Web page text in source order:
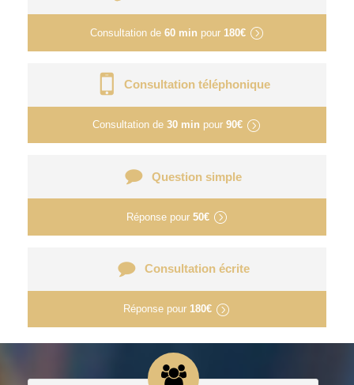
Consultation de 60 min pour 180€
Consultation téléphonique
Consultation de 30 min pour 90€
Question simple
Réponse pour 50€
Consultation écrite
Réponse pour 180€